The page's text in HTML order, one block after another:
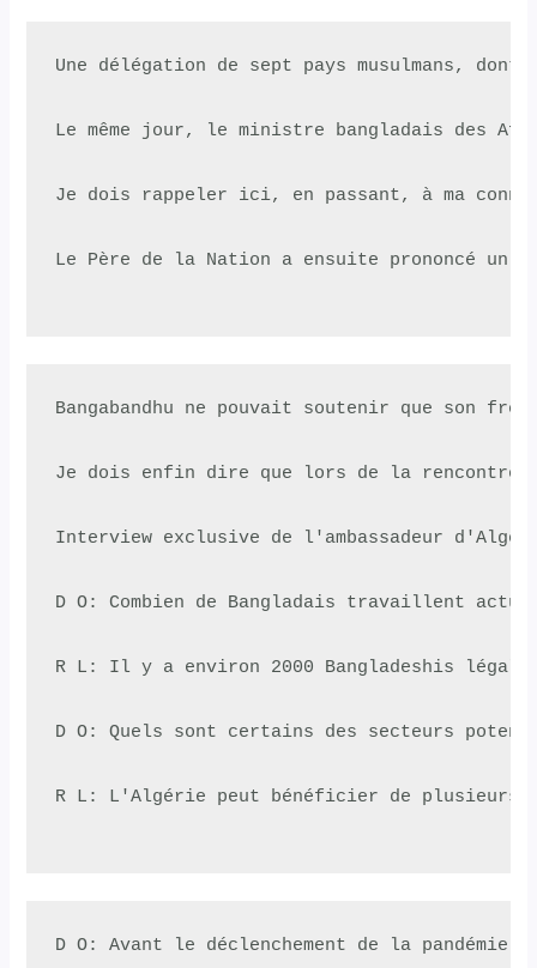
Une délégation de sept pays musulmans,
Le même jour, le ministre bangladais des
Je dois rappeler ici, en passant, à ma
Le Père de la Nation a ensuite prononcé un
Bangabandhu ne pouvait soutenir que son
Je dois enfin dire que lors de la rencontre
Interview exclusive de l'ambassadeur
D O: Combien de Bangladais travaillent
R L: Il y a environ 2000 Bangladeshis
D O: Quels sont certains des secteurs
R L: L'Algérie peut bénéficier de plusieurs
D O: Avant le déclenchement de la